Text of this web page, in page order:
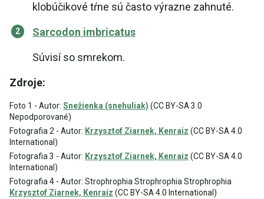
klobúčikové tŕne sú často výrazne zahnuté.
Sarcodon imbricatus
Súvisí so smrekom.
Zdroje:
Foto 1 - Autor: Snežienka (snehuliak) (CC BY-SA 3.0
Nepodporované)
Fotografia 2 - Autor: Krzysztof Ziarnek, Kenraiz (CC BY-SA 4.0
International)
Fotografia 3 - Autor: Krzysztof Ziarnek, Kenraiz (CC BY-SA 4.0
International)
Fotografia 4 - Autor: Strophrophia Strophrophia Strophrophia
Krzysztof Ziarnek, Kenraiz (CC BY-SA 4.0 International)